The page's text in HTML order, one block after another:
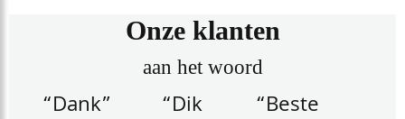
Onze klanten
aan het woord
“Dank”
“Dik
“Beste